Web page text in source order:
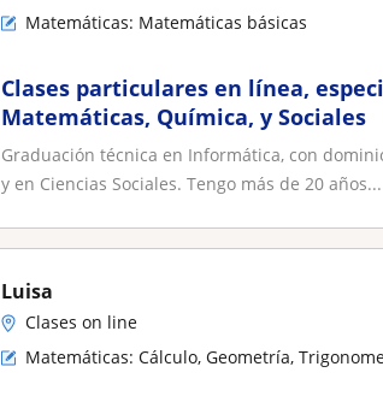
Matemáticas: Matemáticas básicas
Clases particulares en línea,
Matemáticas, Química, y Sociales
Graduación técnica en Informática, con
y en Ciencias Sociales. Tengo más de 20 años...
Luisa
Clases on line
Matemáticas: Cálculo, Geometría,